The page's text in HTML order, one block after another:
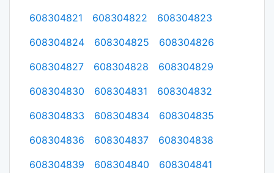
608304821
608304822
608304823
608304824
608304825
608304826
608304827
608304828
608304829
608304830
608304831
608304832
608304833
608304834
608304835
608304836
608304837
608304838
608304839
608304840
608304841